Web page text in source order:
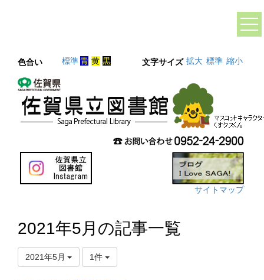
色合い 標準青 黄 黒 文字サイズ 拡大 標準 縮小
サイトマップ
2021年5月の記事一覧
2021年5月 1件